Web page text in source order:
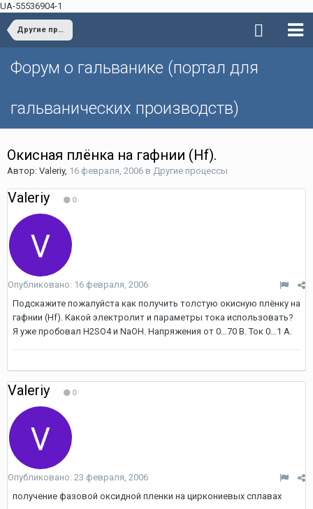
UA-55536904-1
Другие процессы
Форум о гальванике (портал для
гальванических производств)
Окисная плёнка на гафнии (Hf).
Автор: Valeriy, 16 февраля, 2006 в Другие процессы
Valeriy 0
Опубликовано: 16 февраля, 2006
Подскажите пожалуйста как получить толстую окисную плёнку на
гафнии (Hf). Какой электролит и параметры тока использовать?
Я уже пробовал H2SO4 и NaOH. Напряжения от 0…70 В. Ток 0…1 А.
Valeriy 0
Опубликовано: 23 февраля, 2006
получение фазовой оксидной пленки на циркониевых сплавах